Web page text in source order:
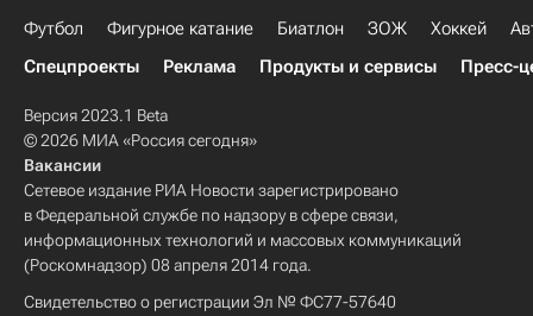
Футбол Фигурное катание Биатлон ЗОЖ Хоккей
Спецпроекты
Реклама Продукты и сервисы Пресс-
Версия 2023.1 Beta
© 2026 МИА «Россия сегодня»
Вакансии
Сетевое издание РИА Новости зарегистрировано
в Федеральной службе по надзору в сфере связи,
информационных технологий и массовых коммуникаций
(Роскомнадзор) 08 апреля 2014 года.
Свидетельство о регистрации Эл № ФС77-57640